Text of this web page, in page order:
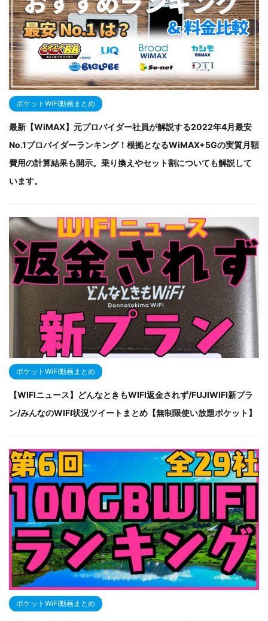
ポケットWiFi動画まとめ
最新【WiMAX】元プロバイダー社員が解説する2022年4月最安
No.1プロバイダーランキング！根拠となるWiMAX+5Gの実質月額
費用の計算結果も開示。乗り換えやセット割についても解説して
います。
ポケットWiFi動画まとめ
【WIFIニュース】どんなときもWIFI返金されず/FUJIWIFI新プラ
ン/みんなのWIFI状況ツイートまとめ【無制限使い放題ポケット】
ポケットWiFi動画まとめ